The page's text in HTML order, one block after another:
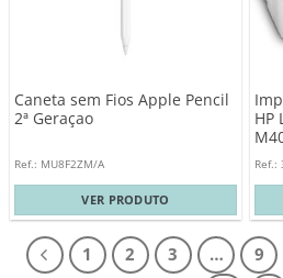
Caneta sem Fios Apple Pencil
2ª Geraçao
Ref.: MU8F2ZM/A
VER PRODUTO
HP
Ref.:
1 2 3 … 9